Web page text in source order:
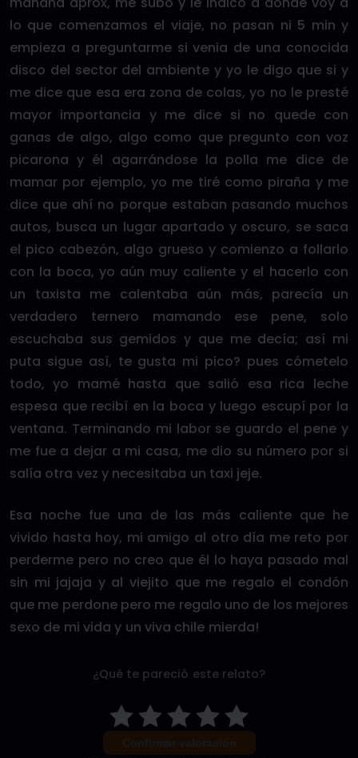
lo que comenzamos el viaje, no pasan ni 5 min y
empieza a preguntarme si venia de una conocida
disco del sector del ambiente y yo le digo que si y
me dice que esa era zona de colas, yo no le presté
mayor importancia y me dice si no quede con
ganas de algo, algo como que pregunto con voz
picarona y él agarrándose la polla me dice de
mamar por ejemplo, yo me tiré como piraña y me
dice que ahí no porque estaban pasando muchos
autos, busca un lugar apartado y oscuro, se saca
el pico cabezón, algo grueso y comienzo a follarlo
con la boca, yo aún muy caliente y el hacerlo con
un taxista me calentaba aún más, parecía un
verdadero ternero mamando ese pene, solo
escuchaba sus gemidos y que me decía; así mi
puta sigue así, te gusta mi pico? pues cómetelo
todo, yo mamé hasta que salió esa rica leche
espesa que recibí en la boca y luego escupí por la
ventana. Terminando mi labor se guardo el pene y
me fue a dejar a mi casa, me dio su número por si
salía otra vez y necesitaba un taxi jeje.
Esa noche fue una de las más caliente que he
vivido hasta hoy, mi amigo al otro día me reto por
perderme pero no creo que él lo haya pasado mal
sin mi jajaja y al viejito que me regalo el condón
que me perdone pero me regalo uno de los mejores
sexo de mi vida y un viva chile mierda!
¿Qué te pareció este relato?